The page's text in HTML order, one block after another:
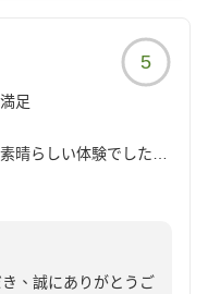
でだな。。。
voice/80671?
やリゾットの炊き加
謝申し上げます。
5
足
晴らしい体験でした。
た。朝食は洋食のバイ
宿泊される方も少なめ
、誠にありがとうご